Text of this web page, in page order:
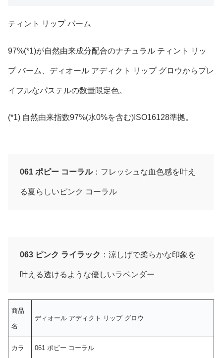
ティント リップ バーム
97%(*1)が自然由来成分配合のナチュラル ティント リッ
プ バーム、ディオール アディクト リップ グロウからプレ
イフルなパステルの数量限定色。
(*1) 自然由来指数97%(水0%を含む)ISO16128準拠。
061 ポピー コーラル：フレッシュな血色感を叶え
る夏らしいピンク コーラル
063 ピンク ライラック ：涼しげで柔らかな印象を
叶える透けるような優しいラベンダー
商品
名
ディオール アディクト リップ グロウ
カラ 061 ポピー コーラル